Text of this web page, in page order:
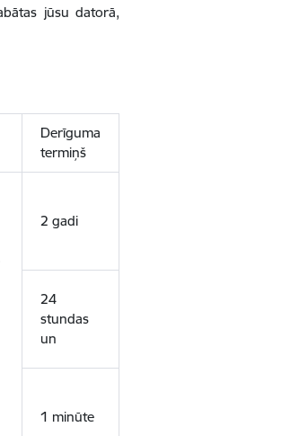
jūsu datorā,
Derīguma
termiņš
2 gadi
24
stundas
un
1 minūte